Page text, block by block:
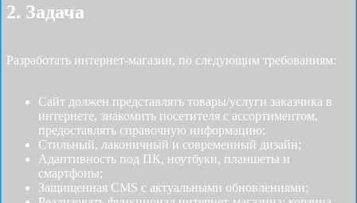
2. Задача
Разработать интернет-магазин, по следующим требованиям:
Сайт должен представлять товары/услуги заказчика в
интернете, знакомить посетителя с ассортиментом,
предоставлять справочную информацию;
Стильный, лаконичный и современный дизайн;
Адаптивность под ПК, ноутбуки, планшеты и
смартфоны;
Защищенная CMS с актуальными обновлениями;